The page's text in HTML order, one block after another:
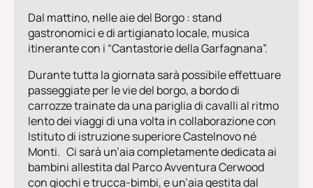
Dal mattino, nelle aie del Borgo : stand
gastronomici e di artigianato locale, musica
itinerante con i “Cantastorie della Garfagnana”.
Durante tutta la giornata sarà possibile effettuare
passeggiate per le vie del borgo, a bordo di
carrozze trainate da una pariglia di cavalli al ritmo
lento dei viaggi di una volta in collaborazione con
Istituto di istruzione superiore Castelnovo né
Monti. Ci sarà un’aia completamente dedicata ai
bambini allestita dal Parco Avventura Cerwood
con giochi e trucca-bimbi, e un’aia gestita dal